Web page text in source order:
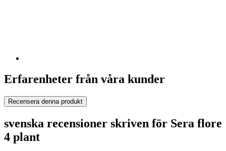
Erfarenheter från våra kunder
Recensera denna produkt
svenska recensioner skriven för Sera flore
4 plant